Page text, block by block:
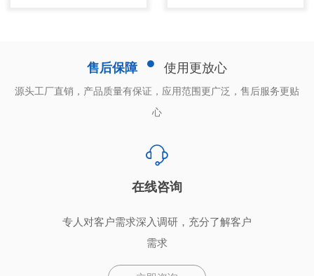
售后保障 使用更放心
源头工厂直销，产品质量有保证，应用范围更广泛，售后服务更贴
心
在线咨询
专人对客户需求深入调研，充分了解客户
需求